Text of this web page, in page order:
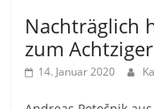
Nachträglich
zum
14. Januar 2020